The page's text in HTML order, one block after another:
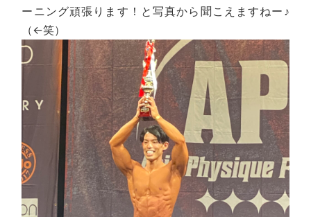
ーニング頑張ります！と写真から聞こえますねー♪
（←笑）